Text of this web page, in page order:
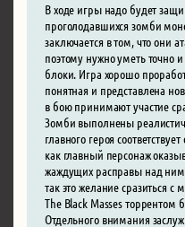
В ходе игры надо будет
проголодавшихся зомби
заключается в том, что они
поэтому нужно уметь точно
блоки. Игра хорошо
понятная и представлена
в бою принимают участие
Зомби выполнены
главного героя
как главный персонаж
жаждущих расправы над
так это желание сразиться
The Black Masses торрентом
Отдельного внимания